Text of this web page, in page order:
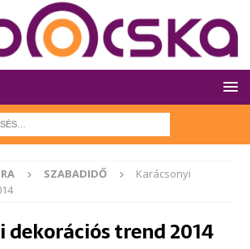
SZABADIDŐ
Karácsonyi
dekorációs trend 2014